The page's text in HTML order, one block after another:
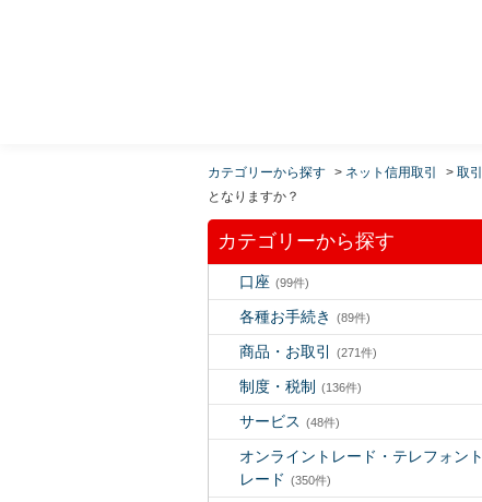
カテゴリーから探す > ネット信用取引 > 取引
となりますか？
カテゴリーから探す
口座 (99件)
各種お手続き (89件)
商品・お取引 (271件)
制度・税制 (136件)
サービス (48件)
オンライントレード・テレフォント
レード (350件)